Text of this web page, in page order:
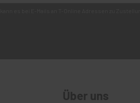
Über uns